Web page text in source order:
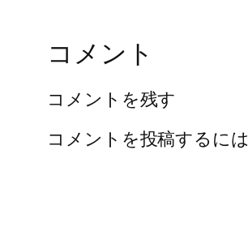
コメント
コメントを残す
コメントを投稿するには